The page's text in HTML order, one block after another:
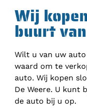
Wij
buurt
Wilt u van uw
waard om te
auto. Wij kopen
De Weere. U kunt
de auto bij u op.